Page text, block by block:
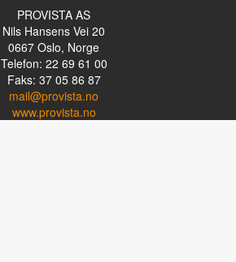
PROVISTA AS
Nils Hansens Vei 20
0667 Oslo, Norge
Telefon: 22 69 61 00
Faks: 37 05 86 87
mail@provista.no
www.provista.no